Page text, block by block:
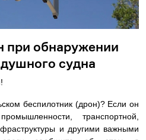
при обнаружении
судна
беспилотник (дрон)? Если он
транспортной,
и другими важными